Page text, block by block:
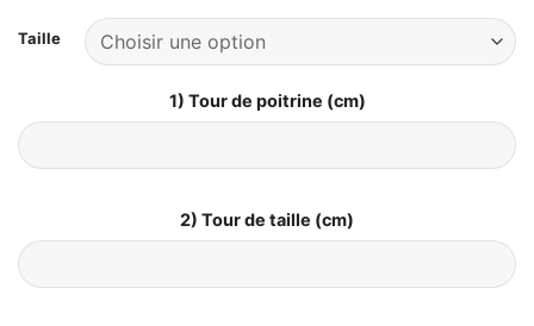
Taille
1) Tour de poitrine (cm)
2) Tour de taille (cm)